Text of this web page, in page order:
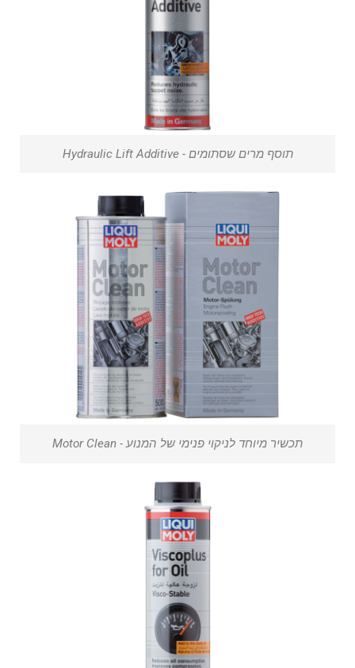
תוסף מרים שסתומים - Hydraulic Lift Additive
תכשיר מיוחד לניקוי פנימי של המנוע - Motor Clean